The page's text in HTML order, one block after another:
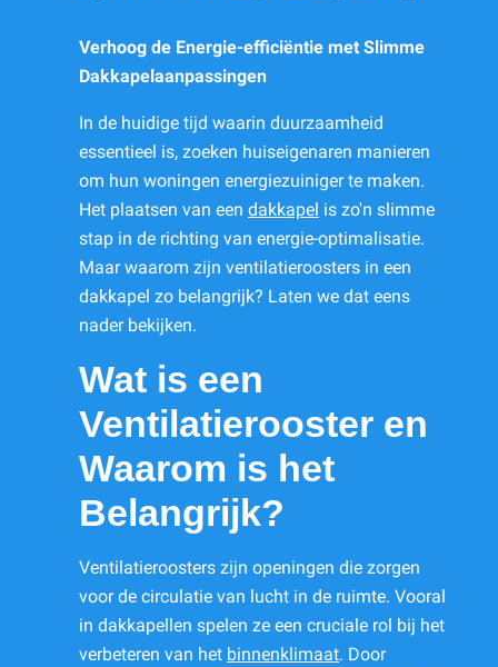
Verhoog de Energie-efficiëntie met Slimme
Dakkapelaanpassingen
In de huidige tijd waarin duurzaamheid
essentieel is, zoeken huiseigenaren manieren
om hun woningen energiezuiniger te maken.
Het plaatsen van een dakkapel is zo'n slimme
stap in de richting van energie-optimalisatie.
Maar waarom zijn ventilatieroosters in een
dakkapel zo belangrijk? Laten we dat eens
nader bekijken.
Wat is een
Ventilatierooster en
Waarom is het
Belangrijk?
Ventilatieroosters zijn openingen die zorgen
voor de circulatie van lucht in de ruimte. Vooral
in dakkapellen spelen ze een cruciale rol bij het
verbeteren van het binnenklimaat. Door